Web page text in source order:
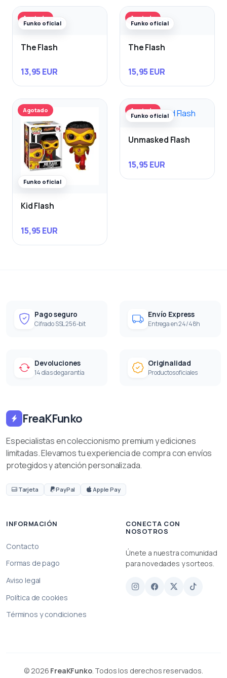
Agotado
Funko oficial
The Flash
13,95 EUR
Agotado
Funko oficial
The Flash
15,95 EUR
Agotado
Funko oficial
Kid Flash
15,95 EUR
Agotado
Funko oficial
Unmasked Flash
15,95 EUR
Pago seguro
Cifrado SSL 256-bit
Envío Express
Entrega en 24/48h
Devoluciones
14 días de garantía
Originalidad
Productos oficiales
FreaKFunko
Especialistas en coleccionismo premium y ediciones
limitadas. Elevamos tu experiencia de compra con envíos
protegidos y atención personalizada.
Tarjeta PayPal Apple Pay
INFORMACIÓN
Contacto
Formas de pago
Aviso legal
Política de cookies
Términos y condiciones
CONECTA CON
NOSOTROS
Únete a nuestra comunidad
para novedades y sorteos.
© 2026 FreaKFunko. Todos los derechos reservados.